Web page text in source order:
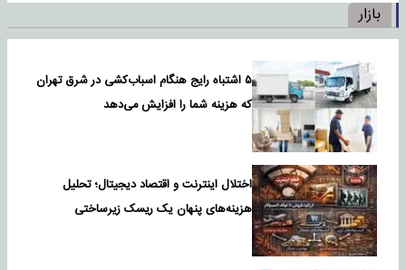
بازار
۵ اشتباه رایج هنگام اسباب‌کشی در شرق تهران
که هزینه شما را افزایش می‌دهد
اختلال اینترنت و اقتصاد دیجیتال؛ تحلیل
هزینه‌های پنهان یک ریسک زیرساختی